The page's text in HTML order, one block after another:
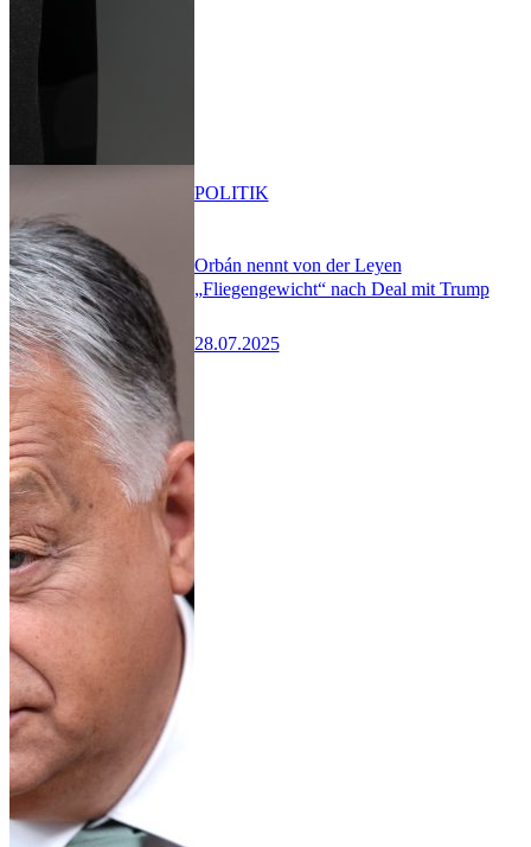
Orbán nennt von der Leyen
„Fliegengewicht“ nach Deal mit Trump
28.07.2025
POLITIK